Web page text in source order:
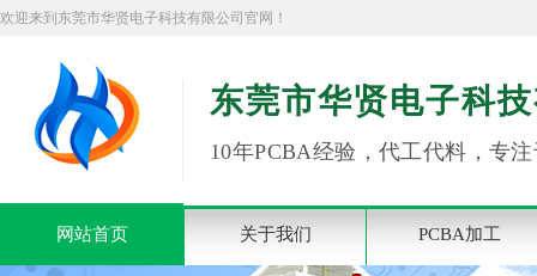
欢迎来到东莞市华贤电子科技有限公司官网！
东莞市华贤电子科
10年PCBA经验，代工代料，专
网站首页 关于我们 PCBA加工